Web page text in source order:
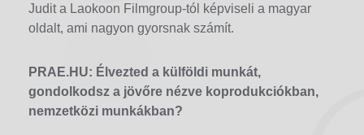
Judit a Laokoon Filmgroup-tól képviseli a magyar
oldalt, ami nagyon gyorsnak számít.
PRAE.HU: Élvezted a külföldi munkát,
gondolkodsz a jövőre nézve koprodukciókban,
nemzetközi munkákban?